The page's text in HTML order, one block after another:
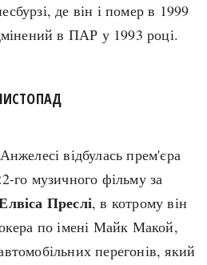
де він і помер в 1999
в ПАР у 1993 році.
відбулась прем'єра
го музичного фільму за
Преслі, в котрому він
по імені Майк Макой,
перегонів, який